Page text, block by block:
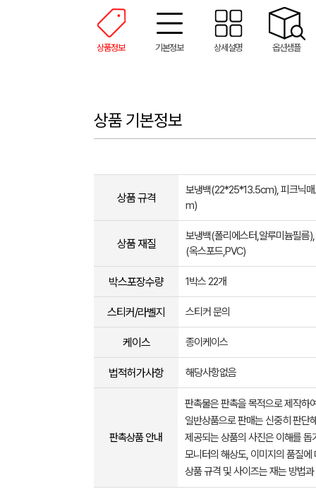
상품정보 기본정보 상세설명 옵션샘플
상품 기본정보
상품 규격
보냉백(22*25*13.5cm), 피크닉
m)
상품 재질
보냉백(폴리에스터,알루미늄필름
(옥스포드,PVC)
박스포장수량 1박스 22개
스티커/라벨지 스티커 문의
케이스 종이케이스
법적허가사항 해당사항없음
판촉상품 안내
판촉물은 판촉을 목적으로 제작하
일반상품으로 판매는 신중히 판단
제공되는 상품의 사진은 이해를
모니터의 해상도, 이미지의 품질
상품 규격 및 사이즈는 재는 방법